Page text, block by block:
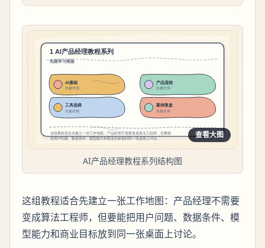
查看大图
AI产品经理教程系列结构图
这组教程适合先建立一张工作地图：产品经理不需要
变成算法工程师，但要能把用户问题、数据条件、模
型能力和商业目标放到同一张桌面上讨论。